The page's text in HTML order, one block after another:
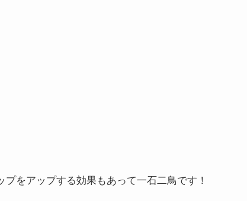
をアップする効果もあって一石二鳥です！